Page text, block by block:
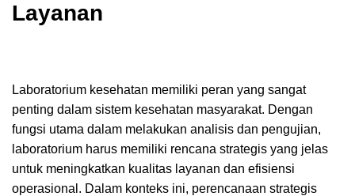
Layanan
Laboratorium kesehatan memiliki peran yang sangat
penting dalam sistem kesehatan masyarakat. Dengan
fungsi utama dalam melakukan analisis dan pengujian,
laboratorium harus memiliki rencana strategis yang jelas
untuk meningkatkan kualitas layanan dan efisiensi
operasional. Dalam konteks ini, perencanaan strategis